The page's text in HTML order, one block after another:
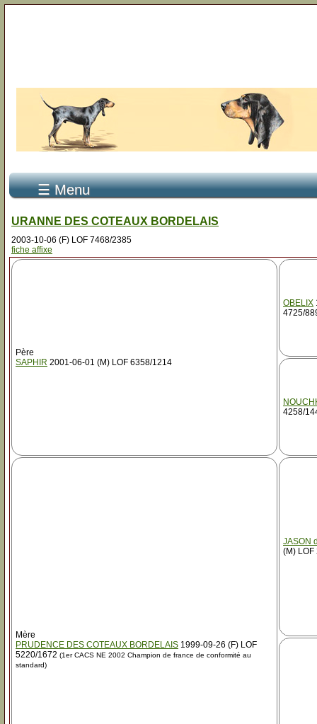
☰ Menu
URANNE DES COTEAUX BORDELAIS
2003-10-06 (F) LOF 7468/2385
fiche affixe
Père
SAPHIR 2001-06-01 (M) LOF 6358/1214
OBELIX
4725/
4258/
Mère
PRUDENCE DES COTEAUX BORDELAIS 1999-09-26 (F) LOF
5220/1672 (1er CACS NE 2002 Champion de france de conformité au
standard)
JASON
(M)